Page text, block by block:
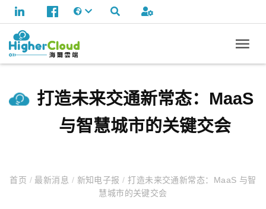
打造未来交通新常态：MaaS
与智慧城市的关键交会
首页 /最新消息 / 新知电子报/ 打造未来交通新常态：MaaS 与智
慧城市的关键交会